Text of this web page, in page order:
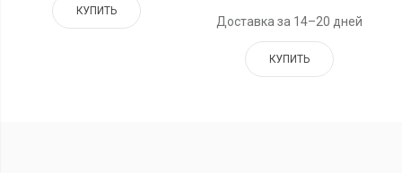
КУПИТЬ
Доставка за 14–20 дней
КУПИТЬ